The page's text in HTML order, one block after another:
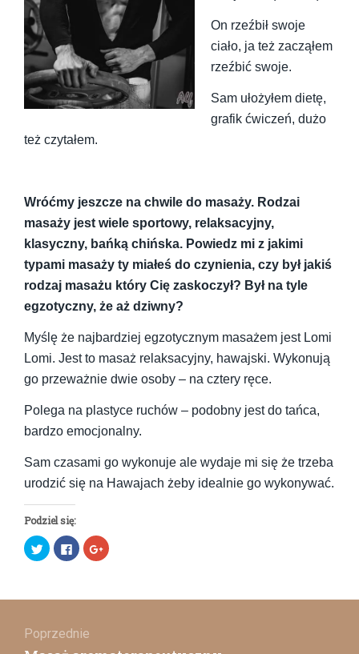
On rzeźbił swoje
ciało, ja też zacząłem
rzeźbić swoje.
Sam ułożyłem dietę,
grafik ćwiczeń, dużo
też czytałem.
Wróćmy jeszcze na chwile do masaży. Rodzai
masaży jest wiele sportowy, relaksacyjny,
klasyczny, bańką chińska. Powiedz mi z jakimi
typami masaży ty miałeś do czynienia, czy był jakiś
rodzaj masażu który Cię zaskoczył? Był na tyle
egzotyczny, że aż dziwny?
Myślę że najbardziej egzotycznym masażem jest Lomi
Lomi. Jest to masaż relaksacyjny, hawajski. Wykonują
go przeważnie dwie osoby – na cztery ręce.
Polega na plastyce ruchów – podobny jest do tańca,
bardzo emocjonalny.
Sam czasami go wykonuje ale wydaje mi się że trzeba
urodzić się na Hawajach żeby idealnie go wykonywać.
Podziel się:
Udostępnij
na
Twitterze(Otwiera
oknie)
Click
to
share
w
Click
to
się
wpisu
Poprzednie